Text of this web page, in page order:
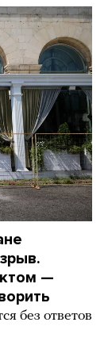
—
без ответов